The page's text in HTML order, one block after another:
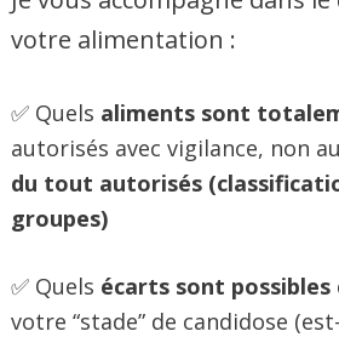
votre alimentation :
✅ Quels aliments sont
autorisés avec vigilance, non
du tout autorisés
groupes)
✅ Quels écarts sont possibles
votre “stade” de candidose